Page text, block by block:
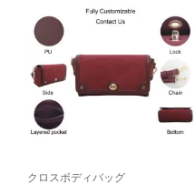
クロスボディバッグ